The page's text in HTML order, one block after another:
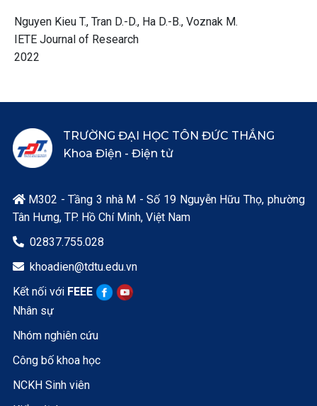
Nguyen Kieu T., Tran D.-D., Ha D.-B., Voznak M.
IETE Journal of Research
2022
TRƯỜNG ĐẠI HỌC TÔN ĐỨC THẮNG
Khoa Điện - Điện tử
M302 - Tầng 3 nhà M - Số 19 Nguyễn Hữu Thọ, phường
Tân Hưng, TP. Hồ Chí Minh, Việt Nam
 02837.755.028
 khoadien@tdtu.edu.vn
Kết nối với FEEE
Nhân sự
Nhóm nghiên cứu
Công bố khoa học
NCKH Sinh viên